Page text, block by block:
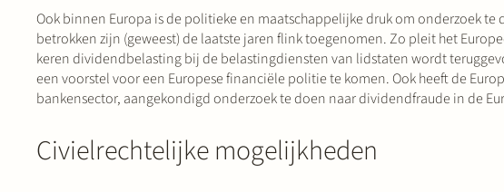
Ook binnen Europa is de politieke en maatschappelijke druk om onderzoek
betrokken zijn (geweest) de laatste jaren flink toegenomen. Zo pleit het
keren dividendbelasting bij de belastingdiensten van lidstaten wordt
een voorstel voor een Europese financiële politie te komen. Ook heeft de
bankensector, aangekondigd onderzoek te doen naar dividendfraude in de
Civielrechtelijke mogelijkheden